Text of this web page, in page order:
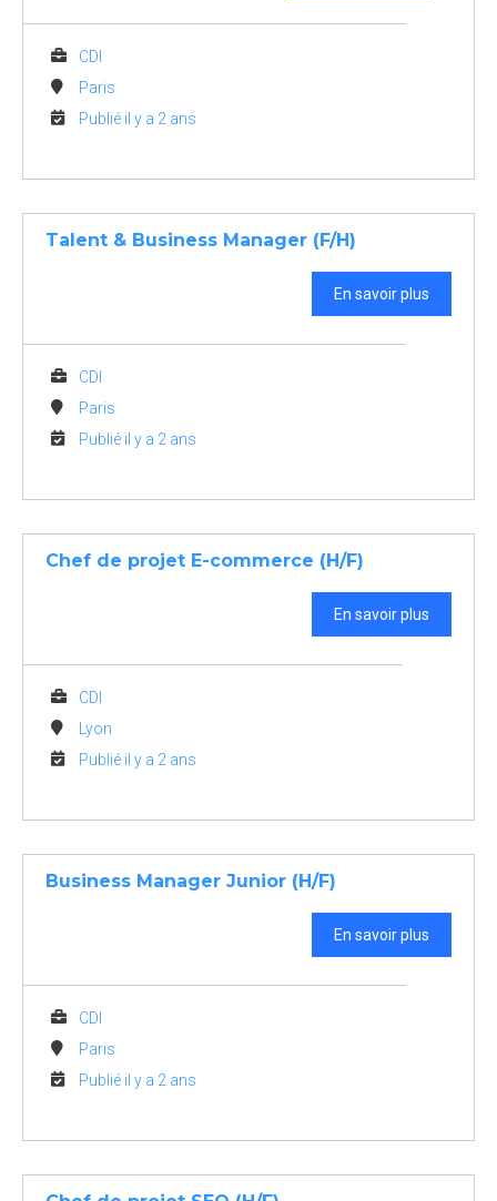
CDI
Paris
Publié il y a 2 ans
Talent & Business Manager (F/H)
En savoir plus
CDI
Paris
Publié il y a 2 ans
Chef de projet E-commerce (H/F)
En savoir plus
CDI
Lyon
Publié il y a 2 ans
Business Manager Junior (H/F)
En savoir plus
CDI
Paris
Publié il y a 2 ans